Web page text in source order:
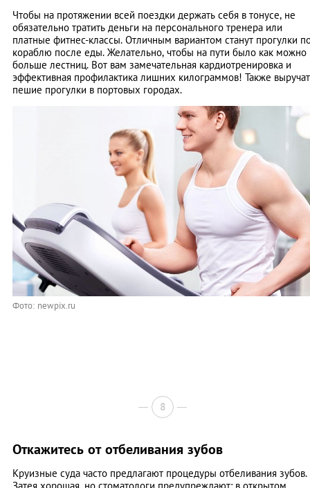
Чтобы на протяжении всей поездки держать себя в тонусе, не
обязательно тратить деньги на персонального тренера или
платные фитнес-классы. Отличным вариантом станут прогулки
кораблю после еды. Желательно, чтобы на пути было как можно
больше лестниц. Вот вам замечательная кардиотренировка и
эффективная профилактика лишних килограммов! Также выручат
пешие прогулки в портовых городах.
Фото: newpix.ru
8
Откажитесь от отбеливания зубов
Круизные суда часто предлагают процедуры отбеливания зубов.